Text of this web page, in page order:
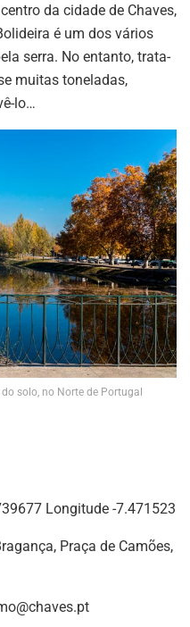
da cidade de Chaves,
é um dos vários
serra. No entanto, trata-
muitas toneladas,
lo…
solo, no Norte de Portugal
Longitude -7.471523
Praça de Camões,